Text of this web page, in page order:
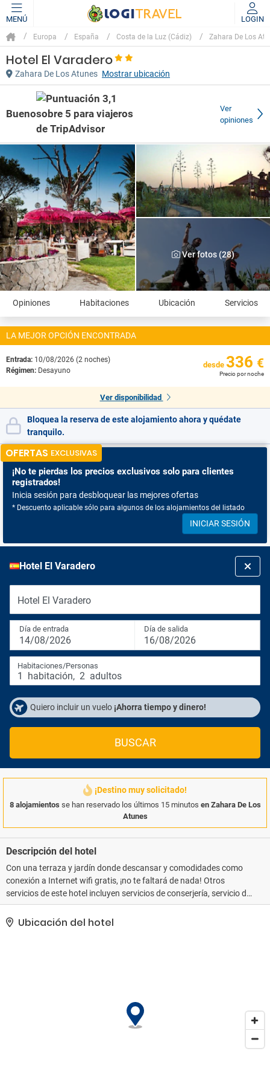
MENÚ LOGIN
Europa España Costa de la Luz (Cádiz) Zahara De Los
Hotel El Varadero
Zahara De Los Atunes Mostrar ubicación
Bueno
Ver
opiniones
Ver fotos (28)
Opiniones Habitaciones Ubicación Servicios
LA MEJOR OPCIÓN ENCONTRADA
Entrada: 10/08/2026 (2 noches)
Régimen: Desayuno
desde 336 €
Precio por noche
Ver disponibilidad
Bloquea la reserva de este alojamiento ahora y quédate
tranquilo.
OFERTAS EXCLUSIVAS
¡No te pierdas los precios exclusivos solo para clientes
registrados!
Inicia sesión para desbloquear las mejores ofertas
* Descuento aplicable sólo para algunos de los alojamientos del listado
INICIAR SESIÓN
Hotel El Varadero
Hotel El Varadero
Día de entrada
14/08/2026
Día de salida
16/08/2026
Habitaciones/Personas
1 habitación, 2 adultos
Quiero incluir un vuelo ¡Ahorra tiempo y dinero!
BUSCAR
¡Destino muy solicitado!
8 alojamientos se han reservado los últimos 15 minutos en Zahara De Los
Atunes
Descripción del hotel
Con una terraza y jardín donde descansar y comodidades como
conexión a Internet wifi gratis, ¡no te faltará de nada! Otros
servicios de este hotel incluyen servicios de conserjería, servicio de
cuidado infantil (de pago) y servicio de celebración de bodas..
Tendrás tintorería, consigna de equipaje y una lavandería a tu
Ubicación del hotel